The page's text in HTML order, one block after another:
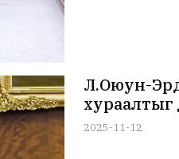
Л.Оюун-
хураалтыг
2025-11-12